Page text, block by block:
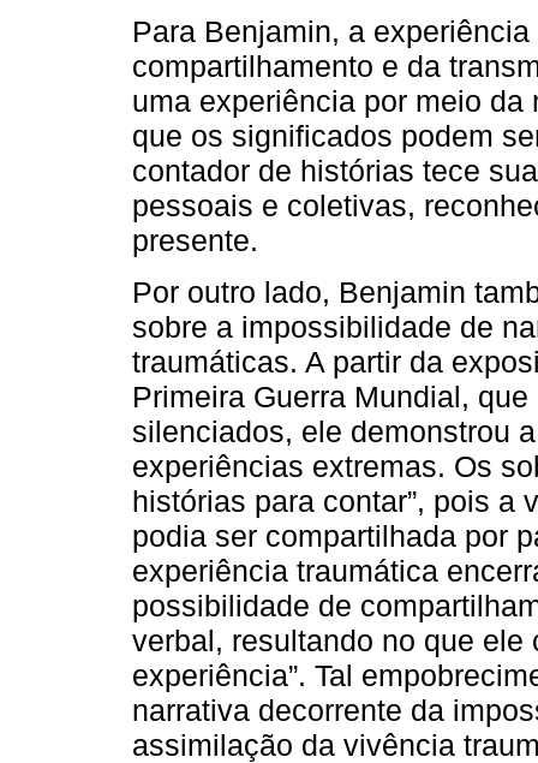
Para Benjamin, a
compartilhamento e da
uma experiência por meio
que os significados podem
contador de histórias tece
pessoais e coletivas,
presente.
Por outro lado, Benjamin
sobre a impossibilidade de
traumáticas. A partir da
Primeira Guerra Mundial,
silenciados, ele demonstrou
experiências extremas. Os
histórias para contar”, pois a
podia ser compartilhada por
experiência traumática
possibilidade de
verbal, resultando no que ele
experiência”. Tal
narrativa decorrente da
assimilação da vivência